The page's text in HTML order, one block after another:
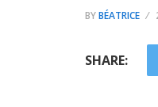
BYBÉATRICE
SHARE: